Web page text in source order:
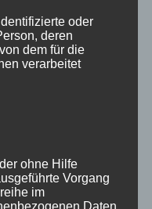
und
gefragt und ich
im TV gesehen.
freien Lauf
einfach
wirklich zählt sind
oder
deren
dem für die
verarbeitet
ohne Hilfe
Vorgang
im
Daten